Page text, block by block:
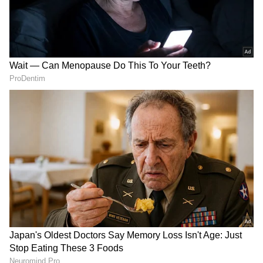
ಹಣದ ಹೊಳೆ ಹರಿಯುತ್ತೆ ಎಂದ ಜ್ಯೋತಿಷಿ, ರಾತ್ರೋರಾತ್ರಿ
ಕೋಟ್ಯಾಧಿಪತಿಯಾದ ಮಹಿಳೆ!
ರಾಜ್ಯದಲ್ಲಿ ಮಳೆ ಬೆಳೆ ಸಂಪನ್ನ; ಕೊಡೆಕಲ್‌ ಭವಿಷ್ಯ!
RECOMMENDED STORIES